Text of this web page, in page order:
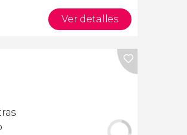
Ver detalles